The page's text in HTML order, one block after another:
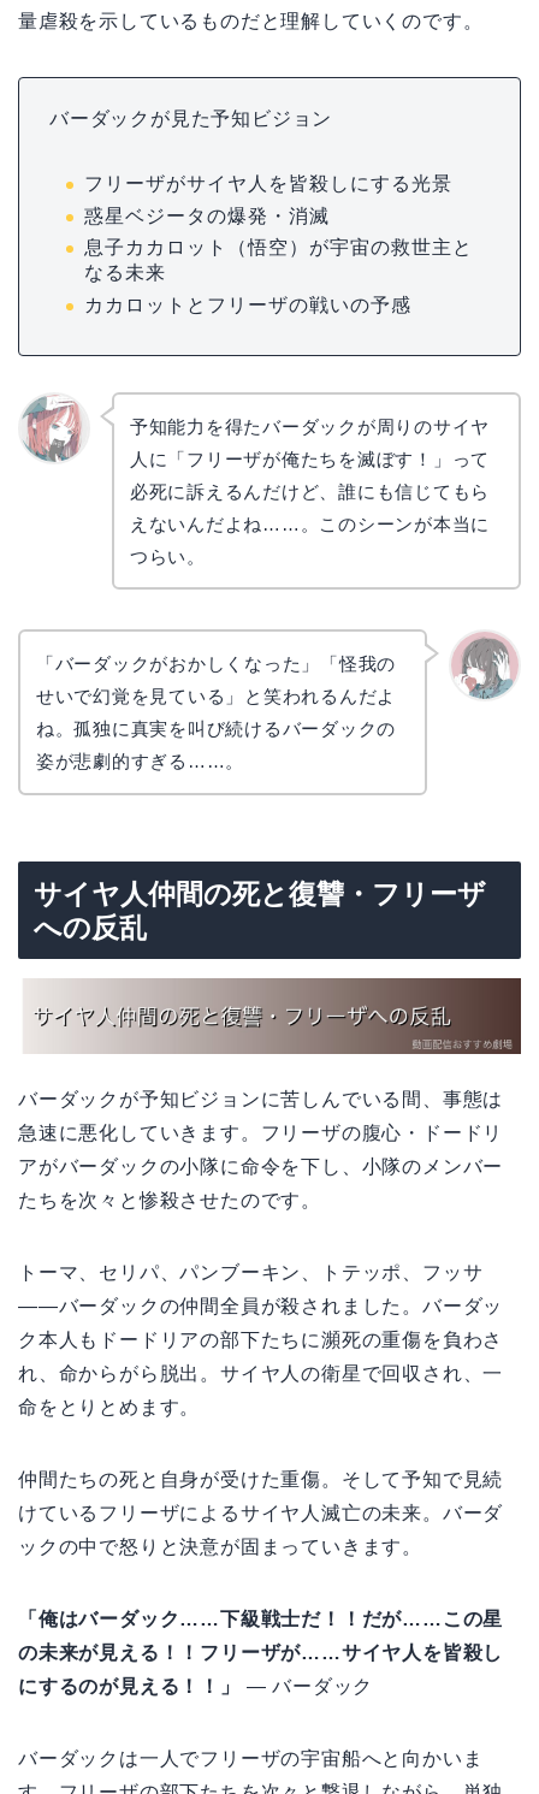
量虐殺を示しているものだと理解していくのです。
バーダックが見た予知ビジョン
フリーザがサイヤ人を皆殺しにする光景
惑星ベジータの爆発・消滅
息子カカロット（悟空）が宇宙の救世主と
なる未来
カカロットとフリーザの戦いの予感
予知能力を得たバーダックが周りのサイヤ
人に「フリーザが俺たちを滅ぼす！」って
必死に訴えるんだけど、誰にも信じてもら
えないんだよね……。このシーンが本当に
つらい。
「バーダックがおかしくなった」「怪我の
せいで幻覚を見ている」と笑われるんだよ
ね。孤独に真実を叫び続けるバーダックの
姿が悲劇的すぎる……。
サイヤ人仲間の死と復讐・フリーザ
への反乱
バーダックが予知ビジョンに苦しんでいる間、事態は
急速に悪化していきます。フリーザの腹心・ドードリ
アがバーダックの小隊に命令を下し、小隊のメンバー
たちを次々と惨殺させたのです。
トーマ、セリパ、パンブーキン、トテッポ、フッサ
——バーダックの仲間全員が殺されました。バーダッ
ク本人もドードリアの部下たちに瀕死の重傷を負わさ
れ、命からがら脱出。サイヤ人の衛星で回収され、一
命をとりとめます。
仲間たちの死と自身が受けた重傷。そして予知で見続
けているフリーザによるサイヤ人滅亡の未来。バーダ
ックの中で怒りと決意が固まっていきます。
「俺はバーダック……下級戦士だ！！だが……この星
の未来が見える！！フリーザが……サイヤ人を皆殺し
にするのが見える！！」
— バーダック
バーダックは一人でフリーザの宇宙船へと向かいま